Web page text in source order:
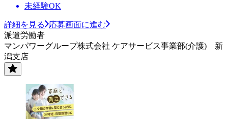
未経験OK
詳細を見る
応募画面に進む
派遣労働者
マンパワーグループ株式会社 ケアサービス事業部(介護) 新
潟支店